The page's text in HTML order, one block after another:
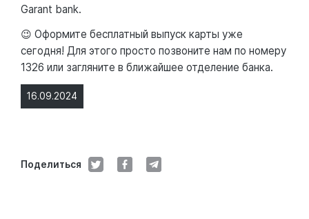
16.09.2024
Поделиться
Garant bank.
😉 Оформите бесплатный выпуск карты уже
сегодня! Для этого просто позвоните нам по номеру
1326 или загляните в ближайшее отделение банка.